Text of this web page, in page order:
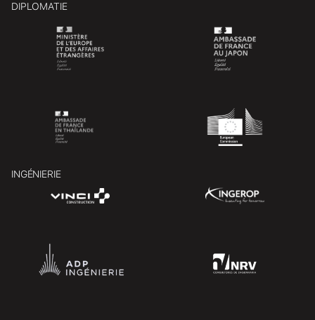
DIPLOMATIE
INGÉNIERIE